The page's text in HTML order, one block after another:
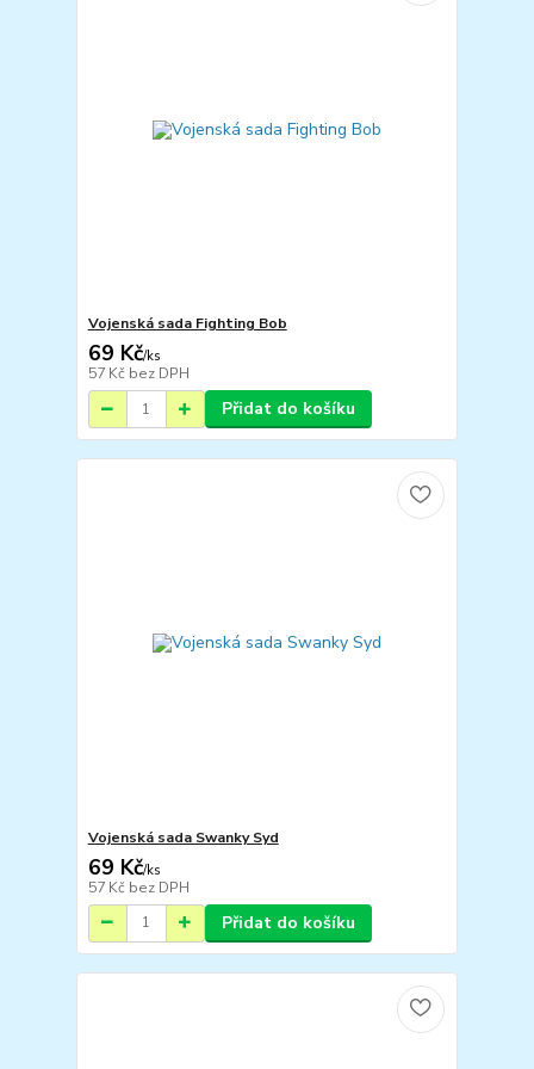
Vojenská sada Fighting Bob
69 Kč/ks
57 Kč bez DPH
Přidat do košíku
Vojenská sada Swanky Syd
69 Kč/ks
57 Kč bez DPH
Přidat do košíku